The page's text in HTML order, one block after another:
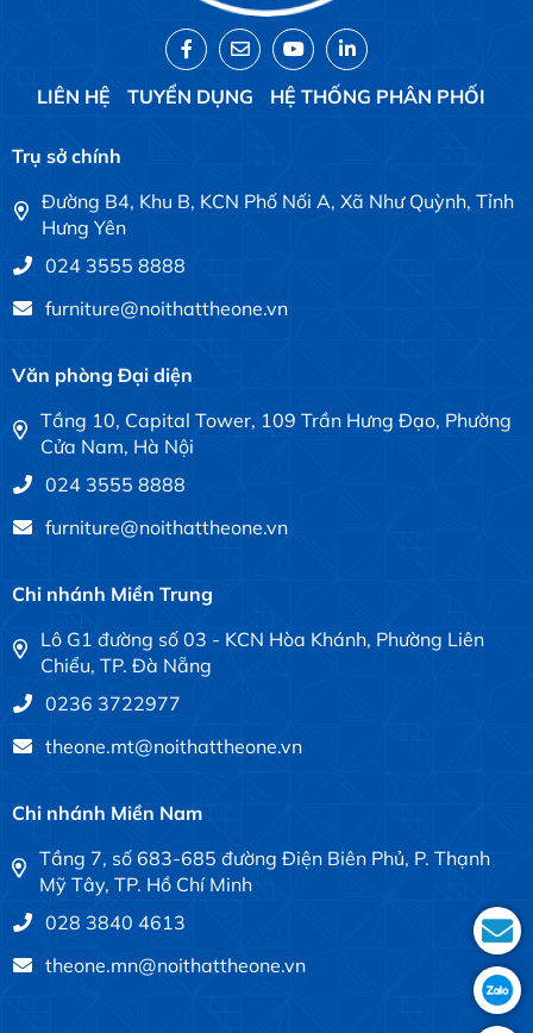
LIÊN HỆ TUYỂN DỤNG HỆ THỐNG PHÂN PHỐI
Trụ sở chính
Đường B4, Khu B, KCN Phố Nối A, Xã Như Quỳnh, Tỉnh
Hưng Yên
024 3555 8888
furniture@noithattheone.vn
Văn phòng Đại diện
Tầng 10, Capital Tower, 109 Trần Hưng Đạo, Phường
Cửa Nam, Hà Nội
024 3555 8888
furniture@noithattheone.vn
Chi nhánh Miền Trung
Lô G1 đường số 03 - KCN Hòa Khánh, Phường Liên
Chiểu, TP. Đà Nẵng
0236 3722977
theone.mt@noithattheone.vn
Chi nhánh Miền Nam
Tầng 7, số 683-685 đường Điện Biên Phủ, P. Thạnh
Mỹ Tây, TP. Hồ Chí Minh
028 3840 4613
theone.mn@noithattheone.vn